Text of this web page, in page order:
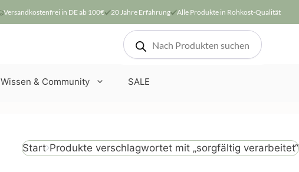
Versandkostenfrei in DE ab 100€ 20 Jahre Erfahrung Alle Produkte in Rohkost-Qualität
Products
search
Wissen & Community SALE
Start Produkte verschlagwortet mit „sorgfältig verarbeitet“